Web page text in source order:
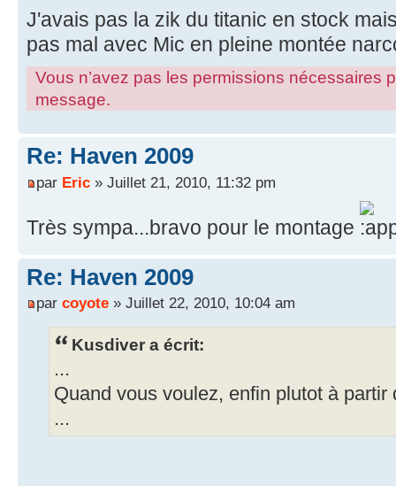
J'avais pas la zik du titanic en stock
pas mal avec Mic en pleine montée
Vous n’avez pas les permissions nécessaires
message.
Re: Haven 2009
par Eric » Juillet 21, 2010, 11:32 pm
Très sympa...bravo pour le montage
Re: Haven 2009
par coyote » Juillet 22, 2010, 10:04 am
Kusdiver a écrit:
...
Quand vous voulez, enfin plutot à partir
...